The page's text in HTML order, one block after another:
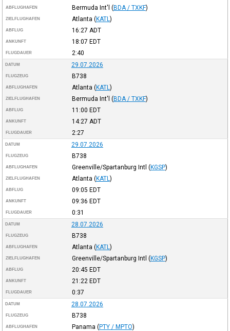
ABFLUGHAFEN Bermuda Int'l (BDA / TXKF)
ZIELFLUGHAFEN Atlanta (KATL )
ABFLUG 16:27 ADT
ANKUNFT 18:07 EDT
FLUGDAUER 2:40
DATUM 29.07.2026
FLUGZEUG B738
ABFLUGHAFEN Atlanta (KATL )
ZIELFLUGHAFEN Bermuda Int'l (BDA / TXKF)
ABFLUG 11:00 EDT
ANKUNFT 14:27 ADT
FLUGDAUER 2:27
DATUM 29.07.2026
FLUGZEUG B738
ABFLUGHAFEN Greenville/Spartanburg Intl (KGSP)
ZIELFLUGHAFEN Atlanta (KATL )
ABFLUG 09:05 EDT
ANKUNFT 09:36 EDT
FLUGDAUER 0:31
DATUM 28.07.2026
FLUGZEUG B738
ABFLUGHAFEN Atlanta (KATL )
ZIELFLUGHAFEN Greenville/Spartanburg Intl (KGSP)
ABFLUG 20:45 EDT
ANKUNFT 21:22 EDT
FLUGDAUER 0:37
DATUM 28.07.2026
FLUGZEUG B738
ABFLUGHAFEN Panama (PTY / MPTO)